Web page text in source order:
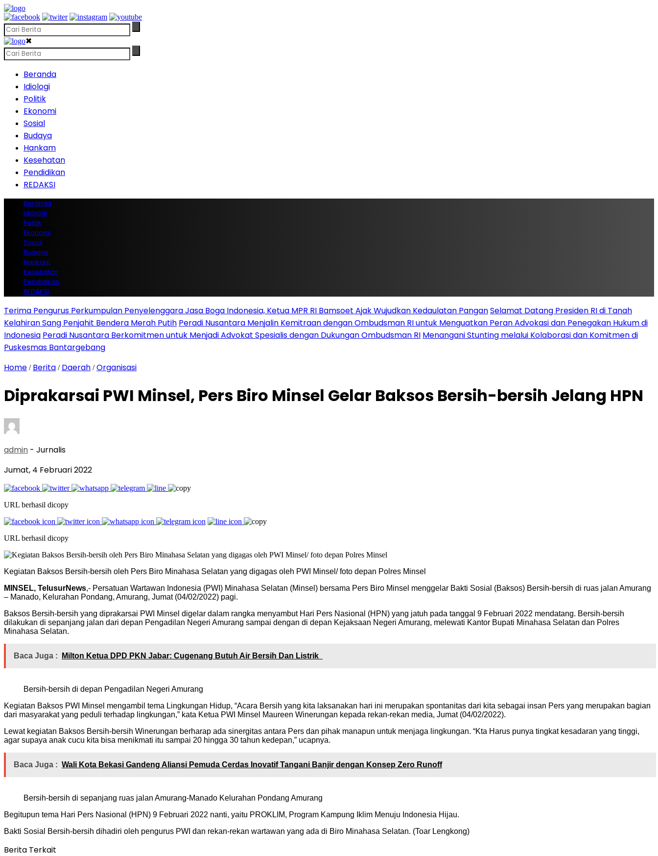
✖
Beranda
Idiologi
Politik
Ekonomi
Sosial
Budaya
Hankam
Kesehatan
Pendidikan
REDAKSI
Beranda
Idiologi
Politik
Ekonomi
Sosial
Budaya
Hankam
Kesehatan
Pendidikan
REDAKSI
Terima Pengurus Perkumpulan Penyelenggara Jasa Boga Indonesia, Ketua MPR RI Bamsoet Ajak Wujudkan Kedaulatan PanganSelamat Datang Presiden RI di Tanah
Kelahiran Sang Penjahit Bendera Merah Putih Peradi Nusantara Menjalin Kemitraan dengan Ombudsman RI untuk Menguatkan Peran Advokasi dan Penegakan Hukum di
Indonesia Peradi Nusantara Berkomitmen untuk Menjadi Advokat Spesialis dengan Dukungan Ombudsman RI Menangani Stunting melalui Kolaborasi dan Komitmen di
Puskesmas Bantargebang
Home / Berita / Daerah /Organisasi
Diprakarsai PWI Minsel, Pers Biro Minsel Gelar Baksos Bersih-bersih Jelang HPN
admin - Jurnalis
Jumat, 4 Februari 2022
URL berhasil dicopy
URL berhasil dicopy
Kegiatan Baksos Bersih-bersih oleh Pers Biro Minahasa Selatan yang digagas oleh PWI Minsel/ foto depan Polres Minsel
MINSEL, TelusurNews,- Persatuan Wartawan Indonesia (PWI) Minahasa Selatan (Minsel) bersama Pers Biro Minsel menggelar Bakti Sosial (Baksos) Bersih-bersih di ruas jalan Amurang
– Manado, Kelurahan Pondang, Amurang, Jumat (04/02/2022) pagi.
Baksos Bersih-bersih yang diprakarsai PWI Minsel digelar dalam rangka menyambut Hari Pers Nasional (HPN) yang jatuh pada tanggal 9 Februari 2022 mendatang. Bersih-bersih
dilakukan di sepanjang jalan dari depan Pengadilan Negeri Amurang sampai dengan di depan Kejaksaan Negeri Amurang, melewati Kantor Bupati Minahasa Selatan dan Polres
Minahasa Selatan.
Baca Juga : Milton Ketua DPD PKN Jabar: Cugenang Butuh Air Bersih Dan Listrik
Bersih-bersih di depan Pengadilan Negeri Amurang
Kegiatan Baksos PWI Minsel mengambil tema Lingkungan Hidup, “Acara Bersih yang kita laksanakan hari ini merupakan spontanitas dari kita sebagai insan Pers yang merupakan bagian
dari masyarakat yang peduli terhadap lingkungan,” kata Ketua PWI Minsel Maureen Winerungan kepada rekan-rekan media, Jumat (04/02/2022).
Lewat kegiatan Baksos Bersih-bersih Winerungan berharap ada sinergitas antara Pers dan pihak manapun untuk menjaga lingkungan. “Kta Harus punya tingkat kesadaran yang tinggi,
agar supaya anak cucu kita bisa menikmati itu sampai 20 hingga 30 tahun kedepan,” ucapnya.
Baca Juga : Wali Kota Bekasi Gandeng Aliansi Pemuda Cerdas Inovatif Tangani Banjir dengan Konsep Zero Runoff
Bersih-bersih di sepanjang ruas jalan Amurang-Manado Kelurahan Pondang Amurang
Begitupun tema Hari Pers Nasional (HPN) 9 Februari 2022 nanti, yaitu PROKLIM, Program Kampung Iklim Menuju Indonesia Hijau.
Bakti Sosial Bersih-bersih dihadiri oleh pengurus PWI dan rekan-rekan wartawan yang ada di Biro Minahasa Selatan. (Toar Lengkong)
Berita Terkait